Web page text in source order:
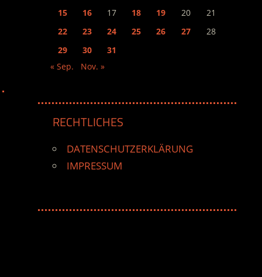
15
16 17 18 19 20
21
22
23 24 25 26 27
28
29
30
31
« Sep.
Nov. »
RECHTLICHES
DATENSCHUTZERKLÄRUNG
IMPRESSUM